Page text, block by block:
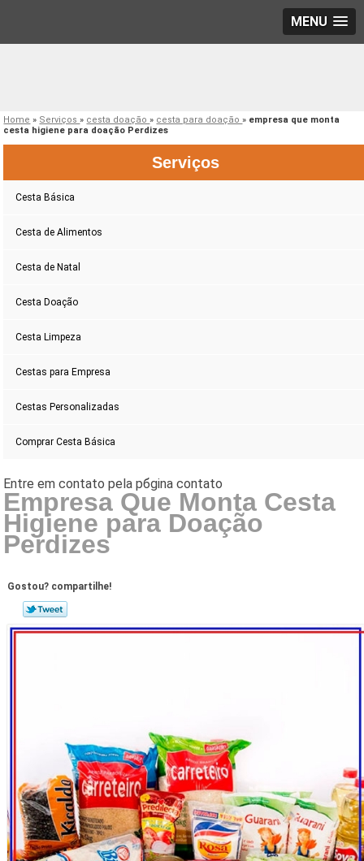
MENU
Home » Serviços» cesta doação» cesta para doação» empresa que monta
cesta higiene para doação Perdizes
Serviços
Cesta Básica
Cesta de Alimentos
Cesta de Natal
Cesta Doação
Cesta Limpeza
Cestas para Empresa
Cestas Personalizadas
Comprar Cesta Básica
Empresa Que Monta Cesta
Higiene para Doação
Perdizes
Gostou? compartilhe!